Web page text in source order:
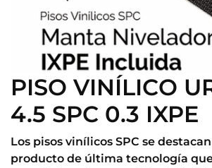
PISO VINÍLICO
4.5 SPC 0.3 IXPE
Los pisos vinílicos SPC se
producto de última tecnología